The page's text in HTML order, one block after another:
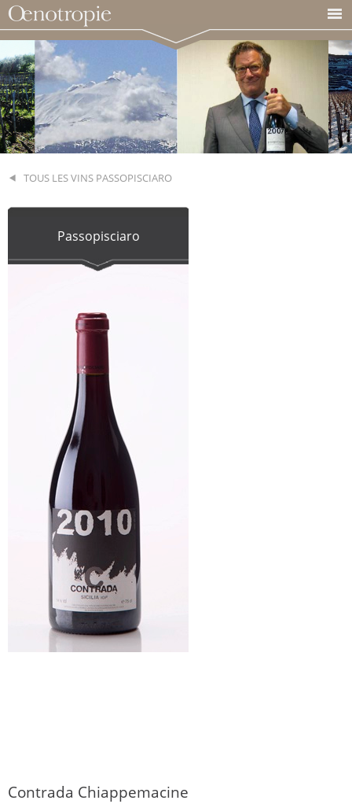
TOUS LES VINS PASSOPISCIARO
Passopisciaro
Contrada Chiappemacine